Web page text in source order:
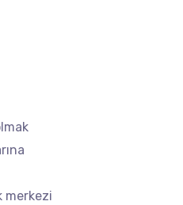
merkezi